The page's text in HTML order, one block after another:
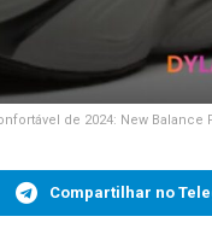
de 2024: New Balance
Compartilhar no